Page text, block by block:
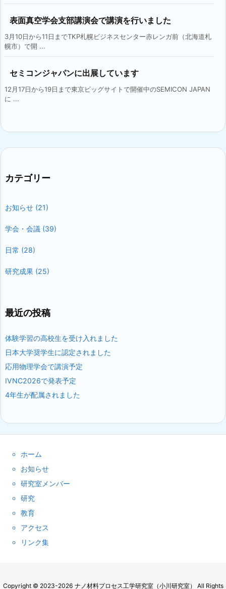
表面真空学会支部講演会で講演を行いました
3月10日から11日までTKP札幌ビジネスセンター赤レンガ前（北海道札
幌市）で開 ...
セミコンジャパンに出展しています
12月17日から19日まで東京ビッグサイトで開催中のSEMICON JAPAN
に ...
カテゴリー
お知らせ (21)
学会・会議 (39)
日常 (28)
研究成果 (25)
最近の投稿
体験学習の高校生を受け入れました
日本大学奨学生に認定されました
応用物理学会で講演予定
IVNC2026で発表予定
4年生が配属されました
ホーム
お知らせ
研究室メンバー
研究
教育
アクセス
リンク集
Copyright © 2023-2026 ナノ材料プロセス工学研究室（小川研究室）
All Rights